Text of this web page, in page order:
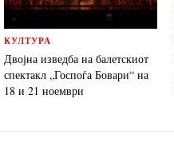
КУЛТУРА
Двојна изведба на балетскиот
спектакл „Госпоѓа Бовари“ на
18 и 21 ноември